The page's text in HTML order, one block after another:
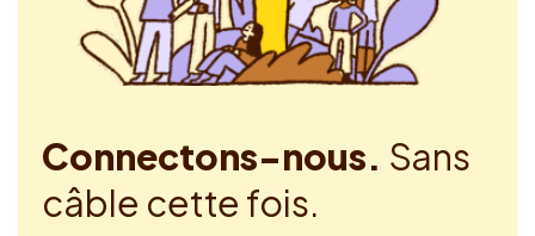
Connectons-nous. Sans
câble cette fois.